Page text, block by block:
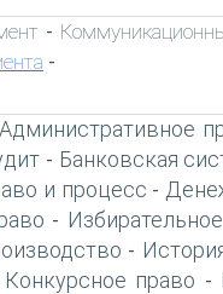
-
-
Административное
- Банковская
и процесс -
-
-
Конкурсное право -